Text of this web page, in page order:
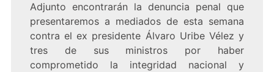
Adjunto encontrarán la denuncia penal que
presentaremos a mediados de esta semana
contra el ex presidente Álvaro Uribe Vélez y
tres de sus ministros por haber
comprometido la integridad nacional y